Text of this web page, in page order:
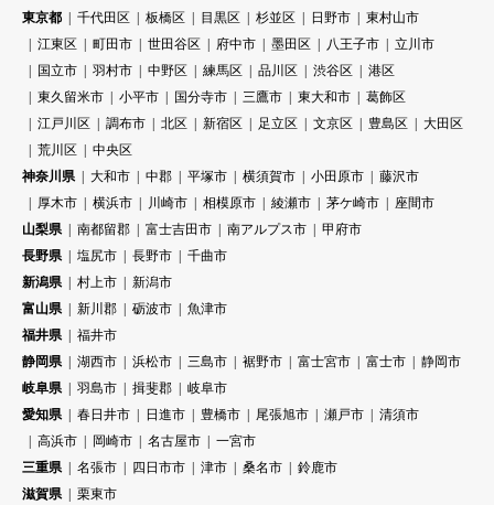
東京都
千代田区 板橋区 目黒区 杉並区 日野市
東村山市
江東区
町田市 世田谷区 府中市 墨田区 八王子市
立川市
国立市
羽村市 中野区 練馬区 品川区 渋谷区
港区
東久留米市
小平市 国分寺市 三鷹市 東大和市
葛飾区
江戸川区
調布市 北区 新宿区 足立区 文京区 豊島区
大田区
荒川区
中央区
神奈川県
大和市 中郡 平塚市 横須賀市 小田原市
藤沢市
厚木市
横浜市 川崎市 相模原市 綾瀬市 茅ケ崎市
座間市
山梨県
南都留郡 富士吉田市 南アルプス市
甲府市
長野県
塩尻市 長野市
千曲市
新潟県
村上市
新潟市
富山県
新川郡 砺波市
魚津市
福井県
福井市
静岡県
湖西市 浜松市 三島市 裾野市 富士宮市 富士市
静岡市
岐阜県
羽島市 揖斐郡
岐阜市
愛知県
春日井市 日進市 豊橋市 尾張旭市 瀬戸市
清須市
高浜市
岡崎市 名古屋市
一宮市
三重県
名張市 四日市市 津市 桑名市
鈴鹿市
滋賀県
栗東市